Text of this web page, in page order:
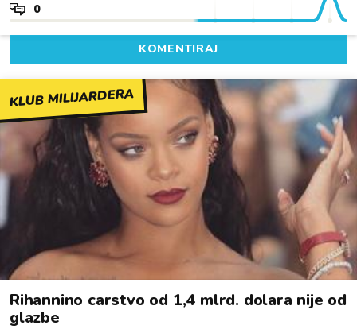
0
KOMENTIRAJ
KLUB MILIJARDERA
Rihannino carstvo od 1,4 mlrd. dolara nije od
glazbe